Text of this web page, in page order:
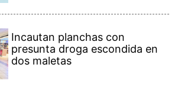
Incautan planchas con
presunta droga escondida en
dos maletas